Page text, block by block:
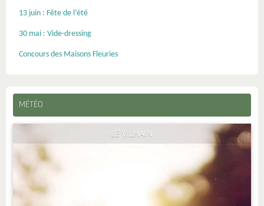
13 juin : Fête de l’été
30 mai : Vide-dressing
Concours des Maisons Fleuries
MÉTÉO
LE VILHAIN